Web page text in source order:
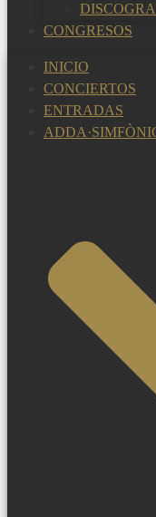
CONGRESOS
INICIO
CONCIERTOS
ENTRADAS